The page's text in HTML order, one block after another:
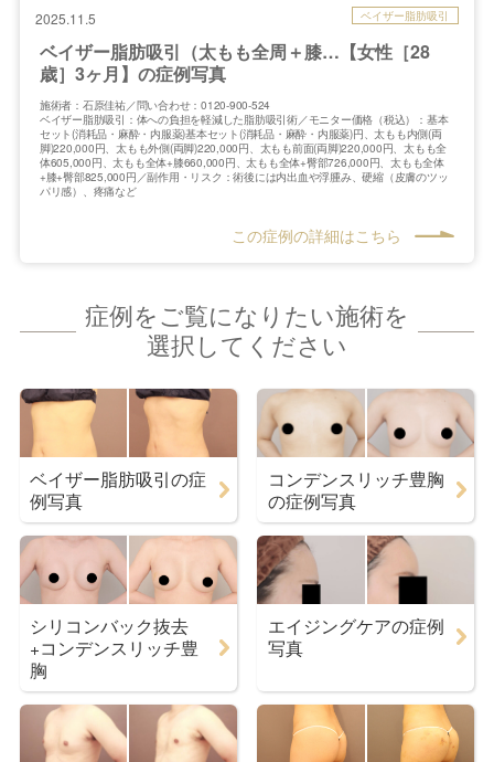
2025.11.5 ベイザー脂肪吸引
ベイザー脂肪吸引（太もも全周＋膝…【女性［28
歳］3ヶ月】の症例写真
施術者：石原佳祐／問い合わせ：0120-900-524
ベイザー脂肪吸引：体への負担を軽減した脂肪吸引術／モニター価格（税込）：基本
セット(消耗品・麻酔・内服薬)基本セット(消耗品・麻酔・内服薬)円、太もも内側(両
脚)220,000円、太もも外側(両脚)220,000円、太もも前面(両脚)220,000円、太もも全
体605,000円、太もも全体+膝660,000円、太もも全体+臀部726,000円、太もも全体
+膝+臀部825,000円／副作用・リスク：術後には内出血や浮腫み、硬縮（皮膚のツッ
パリ感）、疼痛など
この症例の詳細はこちら
症例をご覧になりたい施術を
選択してください
ベイザー脂肪吸引の症
例写真
コンデンスリッチ豊胸
の症例写真
シリコンバック抜去
+コンデンスリッチ豊
胸
エイジングケアの症例
写真